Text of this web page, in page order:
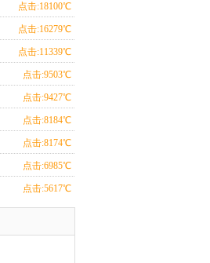
点击:18100℃
点击:16279℃
点击:11339℃
点击:9503℃
点击:9427℃
点击:8184℃
点击:8174℃
点击:6985℃
点击:5617℃